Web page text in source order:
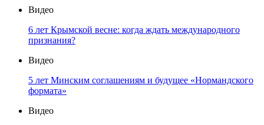
Видео
6 лет Крымской весне: когда ждать международного
признания?
Видео
5 лет Минским соглашениям и будущее «Нормандского
формата»
Видео